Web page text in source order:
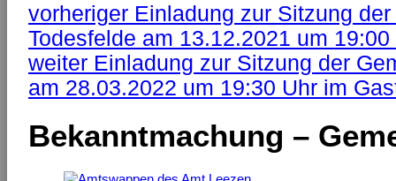
vorheriger Einladung zur Sitzung
Todesfelde am 13.12.2021 um
weiter Einladung zur Sitzung der
am 28.03.2022 um 19:30 Uhr im
Bekanntmachung –